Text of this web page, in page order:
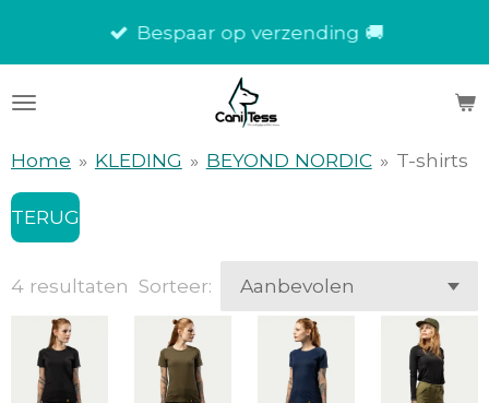
de
Bespaar op verzending 🚚
Home » KLEDING » BEYOND NORDIC » T-shirts
TERUG
4 resultaten Sorteer: